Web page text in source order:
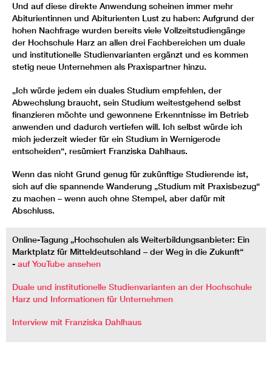
Und auf diese direkte Anwendung scheinen immer mehr
Abiturientinnen und Abiturienten Lust zu haben: Aufgrund der
hohen Nachfrage wurden bereits viele Vollzeitstudiengänge
der Hochschule Harz an allen drei Fachbereichen um duale
und institutionelle Studienvarianten ergänzt und es kommen
stetig neue Unternehmen als Praxispartner hinzu.
„Ich würde jedem ein duales Studium empfehlen, der
Abwechslung braucht, sein Studium weitestgehend selbst
finanzieren möchte und gewonnene Erkenntnisse im Betrieb
anwenden und dadurch vertiefen will. Ich selbst würde ich
mich jederzeit wieder für ein Studium in Wernigerode
entscheiden“, resümiert Franziska Dahlhaus.
Wenn das nicht Grund genug für zukünftige Studierende ist,
sich auf die spannende Wanderung „Studium mit Praxisbezug“
zu machen – wenn auch ohne Stempel, aber dafür mit
Abschluss.
Online-Tagung „Hochschulen als Weiterbildungsanbieter: Ein
Marktplatz für Mitteldeutschland – der Weg in die Zukunft“
- auf YouTube ansehen
Duale und institutionelle Studienvarianten an der Hochschule
Harz und Informationen für Unternehmen
Interview mit Franziska Dahlhaus